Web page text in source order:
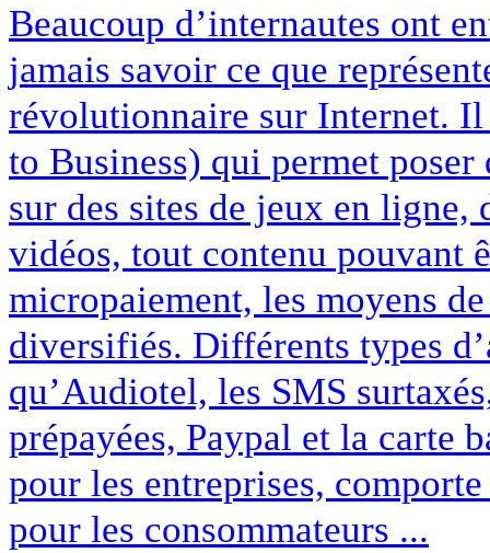
Beaucoup d’internautes ont
jamais savoir ce que
révolutionnaire sur Internet. Il
to Business) qui permet
sur des sites de jeux en ligne,
vidéos, tout contenu pouvant
micropaiement, les moyens
diversifiés. Différents types
qu’Audiotel, les SMS
prépayées, Paypal et la carte
pour les entreprises,
pour les consommateurs ...